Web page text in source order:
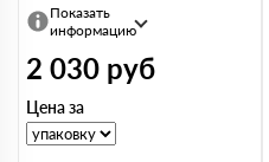
Показать
информацию
2 030 руб
Цена за